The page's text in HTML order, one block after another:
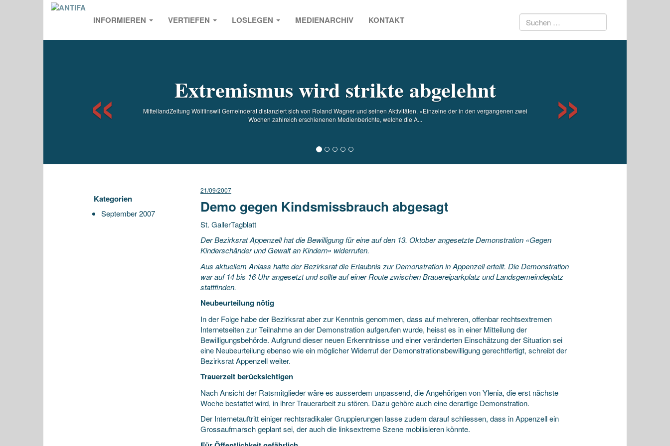
INFORMIEREN VERTIEFEN LOSLEGEN MEDIENARCHIV KONTAKT Suchen
Extremismus wird strikte abgelehnt
MittellandZeitung Wölflinswil Gemeinderat distanziert sich von Roland Wagner und seinen Aktivitäten. «Einzelne der in den vergangenen zwei
Wochen zahlreich erschienenen Medienberichte, welche die A...
Kategorien
September 2007
21/09/2007
Demo gegen Kindsmissbrauch abgesagt
St. GallerTagblatt
Der Bezirksrat Appenzell hat die Bewilligung für eine auf den 13. Oktober angesetzte Demonstration «Gegen
Kinderschänder und Gewalt an Kindern» widerrufen.
Aus aktuellem Anlass hatte der Bezirksrat die Erlaubnis zur Demonstration in Appenzellerteilt. Die Demonstration
war auf 14 bis 16 Uhr angesetzt und sollte auf einer Route zwischen Brauereiparkplatz und Landsgemeindeplatz
stattfinden.
Neubeurteilung nötig
In der Folge habe der Bezirksrat aber zur Kenntnis genommen, dass auf mehreren, offenbar rechtsextremen
Internetseiten zur Teilnahme an der Demonstration aufgerufen wurde, heisst es in einer Mitteilung der
Bewilligungsbehörde. Aufgrund dieser neuen Erkenntnisse und einer veränderten Einschätzung der Situation sei
eine Neubeurteilung ebenso wie ein möglicher Widerruf der Demonstrationsbewilligung gerechtfertigt, schreibt der
Bezirksrat Appenzell weiter.
Trauerzeit berücksichtigen
Nach Ansicht der Ratsmitglieder wäre es ausserdem unpassend, die Angehörigen von Ylenia, die erst nächste
Woche bestattet wird, in ihrer Trauerarbeit zu stören. Dazu gehöre auch eine derartige Demonstration.
Der Internetauftritt einiger rechtsradikaler Gruppierungen lasse zudem darauf schliessen, dass in Appenzell ein
Grossaufmarsch geplant sei, der auch die linksextreme Szene mobilisieren könnte.